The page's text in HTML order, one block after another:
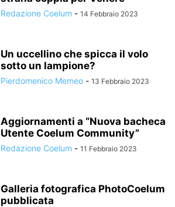
Redazione Coelum - 14 Febbraio 2023
Un uccellino che spicca il volo
sotto un lampione?
Pierdomenico Memeo - 13 Febbraio 2023
Aggiornamenti a “Nuova bacheca
Utente Coelum Community”
Redazione Coelum - 11 Febbraio 2023
Galleria fotografica PhotoCoelum
pubblicata